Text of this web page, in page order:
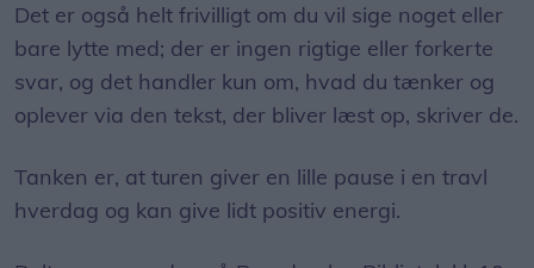
Det er også helt frivilligt om du vil sige noget eller
bare lytte med; der er ingen rigtige eller forkerte
svar, og det handler kun om, hvad du tænker og
oplever via den tekst, der bliver læst op, skriver de.
Tanken er, at turen giver en lille pause i en travl
hverdag og kan give lidt positiv energi.